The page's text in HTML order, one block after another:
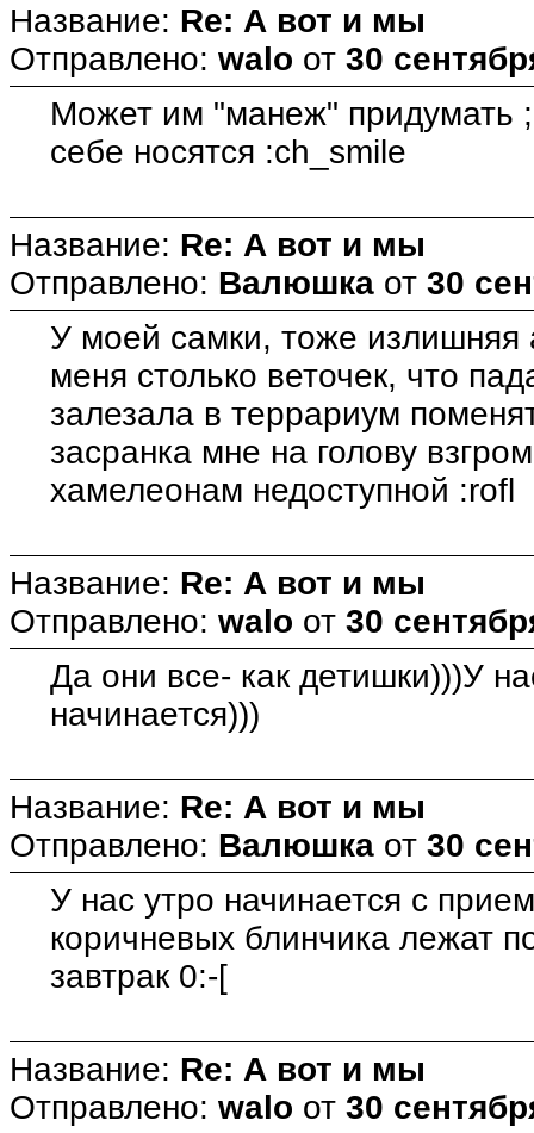
Название: Re: А вот и мы
Отправлено: walo от 30
Может им "манеж" придумать
себе носятся :ch_smile
Название: Re: А вот и мы
Отправлено: Валюшка от 30
У моей самки, тоже излишняя
меня столько веточек, что
залезала в террариум
засранка мне на голову
хамелеонам недоступной :rofl
Название: Re: А вот и мы
Отправлено: walo от 30
Да они все- как детишки)))У
начинается)))
Название: Re: А вот и мы
Отправлено: Валюшка от 30
У нас утро начинается с
коричневых блинчика лежат
завтрак 0:-[
Название: Re: А вот и мы
Отправлено: walo от 30